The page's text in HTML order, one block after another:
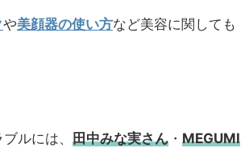
や美顔器の使い方など美容に関しても
ルには、 田中みな実さん ・ MEGUMI